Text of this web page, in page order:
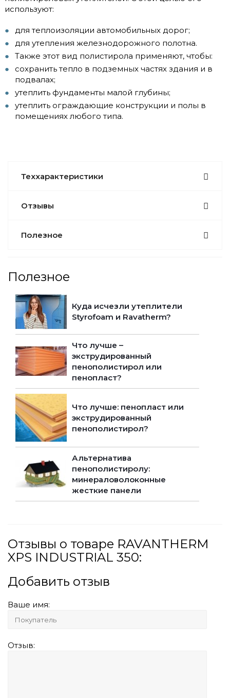
используют:
для теплоизоляции автомобильных дорог;
для утепления железнодорожного полотна.
Также этот вид полистирола применяют, чтобы:
сохранить тепло в подземных частях здания и в
подвалах;
утеплить фундаменты малой глубины;
утеплить ограждающие конструкции и полы в
помещениях любого типа.
Теххарактеристики
Отзывы
Полезное
Полезное
Куда исчезли утеплители
Styrofoam и Ravatherm?
Что лучше –
экструдированный
пенополистирол или
пенопласт?
Что лучше: пенопласт или
экструдированный
пенополистирол?
Альтернатива
пенополистиролу:
минераловолоконные
жесткие панели
Отзывы о товаре RAVANTHERM
XPS INDUSTRIAL 350:
Добавить отзыв
Ваше имя:
Отзыв: